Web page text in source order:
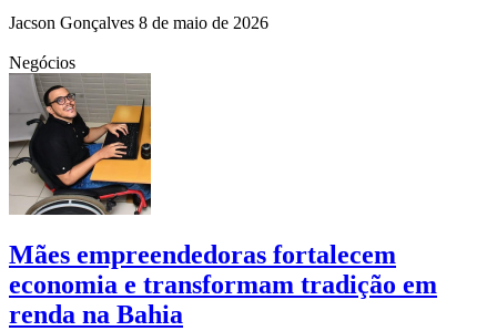
Jacson Gonçalves 8 de maio de 2026
Negócios
Mães empreendedoras fortalecem
economia e transformam tradição em
renda na Bahia